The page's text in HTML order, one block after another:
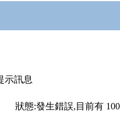
示訊息
狀態:發生錯誤,目前有